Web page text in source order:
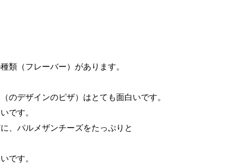
類（フレーバー）があります。
のデザインのピザ）はとても面白いです。
です。
、パルメザンチーズをたっぷりと
です。